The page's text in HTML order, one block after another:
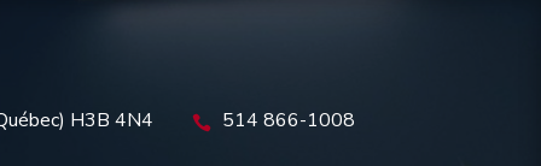
H3B 4N4  514 866-1008